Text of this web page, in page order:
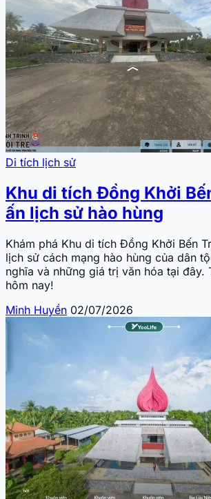
Di tích lịch sử
Khu di tích Đồng Khởi
ấn lịch sử hào hùng
Khám phá Khu di tích Đồng Khởi Bến
lịch sử cách mạng hào hùng của dân
nghĩa và những giá trị văn hóa tại đây.
hôm nay!
Minh Huyền 02/07/2026